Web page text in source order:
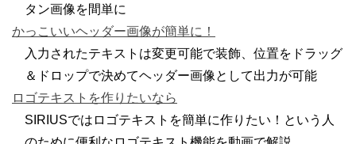
タン画像を間単に
かっこいいヘッダー画像が簡単に！
入力されたテキストは変更可能で装飾、位置をドラッグ
＆ドロップで決めてヘッダー画像として出力が可能
ロゴテキストを作りたいなら
SIRIUSではロゴテキストを簡単に作りたい！という人